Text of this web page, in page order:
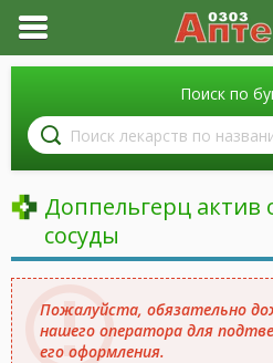
Поиск по
Поиск
лекарств
по
Доппельгерц актив
сосуды
Пожалуйста, обязательно
нашего оператора для
его оформления.